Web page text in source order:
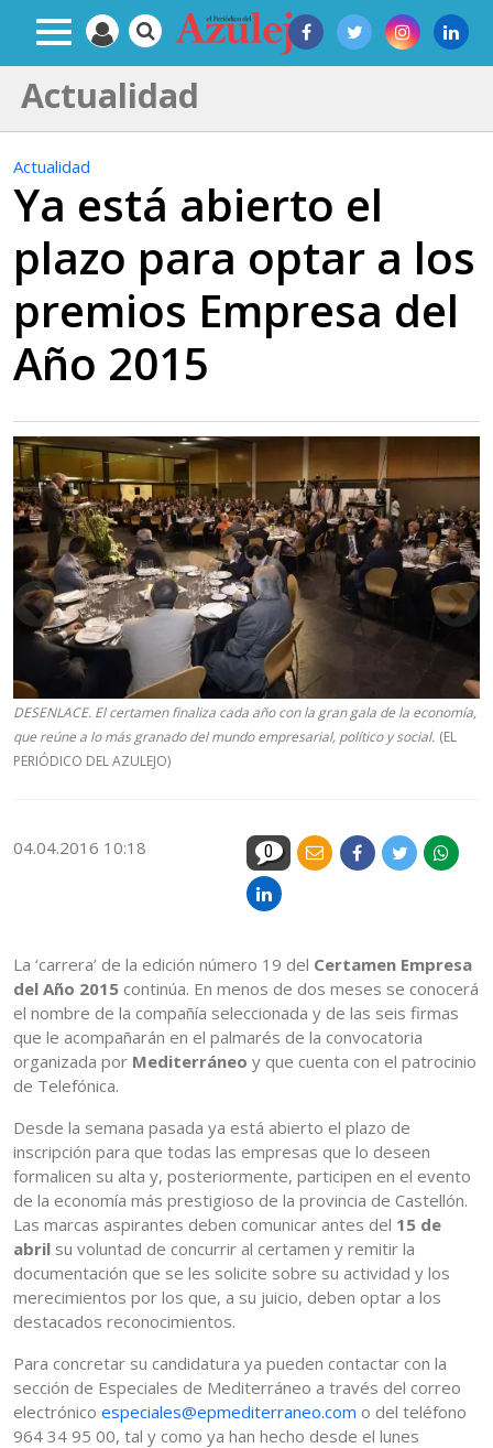
Actualidad
Actualidad
Ya está abierto el
plazo para optar a los
premios Empresa del
Año 2015
DESENLACE. El certamen finaliza cada año con la gran gala de la economía,
que reúne a lo más granado del mundo empresarial, político y social. (EL
PERIÓDICO DEL AZULEJO)
04.04.2016 10:18 0
La ‘carrera’ de la edición número 19 del Certamen Empresa
del Año 2015 continúa. En menos de dos meses se conocerá
el nombre de la compañía seleccionada y de las seis firmas
que le acompañarán en el palmarés de la convocatoria
organizada por Mediterráneo y que cuenta con el patrocinio
de Telefónica.
Desde la semana pasada ya está abierto el plazo de
inscripción para que todas las empresas que lo deseen
formalicen su alta y, posteriormente, participen en el evento
de la economía más prestigioso de la provincia de Castellón.
Las marcas aspirantes deben comunicar antes del 15 de
abril su voluntad de concurrir al certamen y remitir la
documentación que se les solicite sobre su actividad y los
merecimientos por los que, a su juicio, deben optar a los
destacados reconocimientos.
Para concretar su candidatura ya pueden contactar con la
sección de Especiales de Mediterráneo a través del correo
electrónico especiales@epmediterraneo.com o del teléfono
964 34 95 00, tal y como ya han hecho desde el lunes